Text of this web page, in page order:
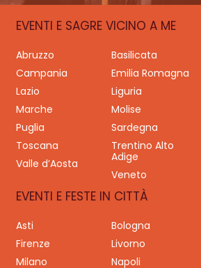
EVENTI E SAGRE VICINO A ME
Abruzzo Basilicata
Campania
Emilia Romagna
Lazio
Liguria
Marche
Molise
Puglia
Sardegna
Toscana
Trentino Alto
Adige
Valle d’Aosta
Veneto
EVENTI E FESTE IN CITTÀ
Asti Bologna
Firenze
Livorno
Milano
Napoli